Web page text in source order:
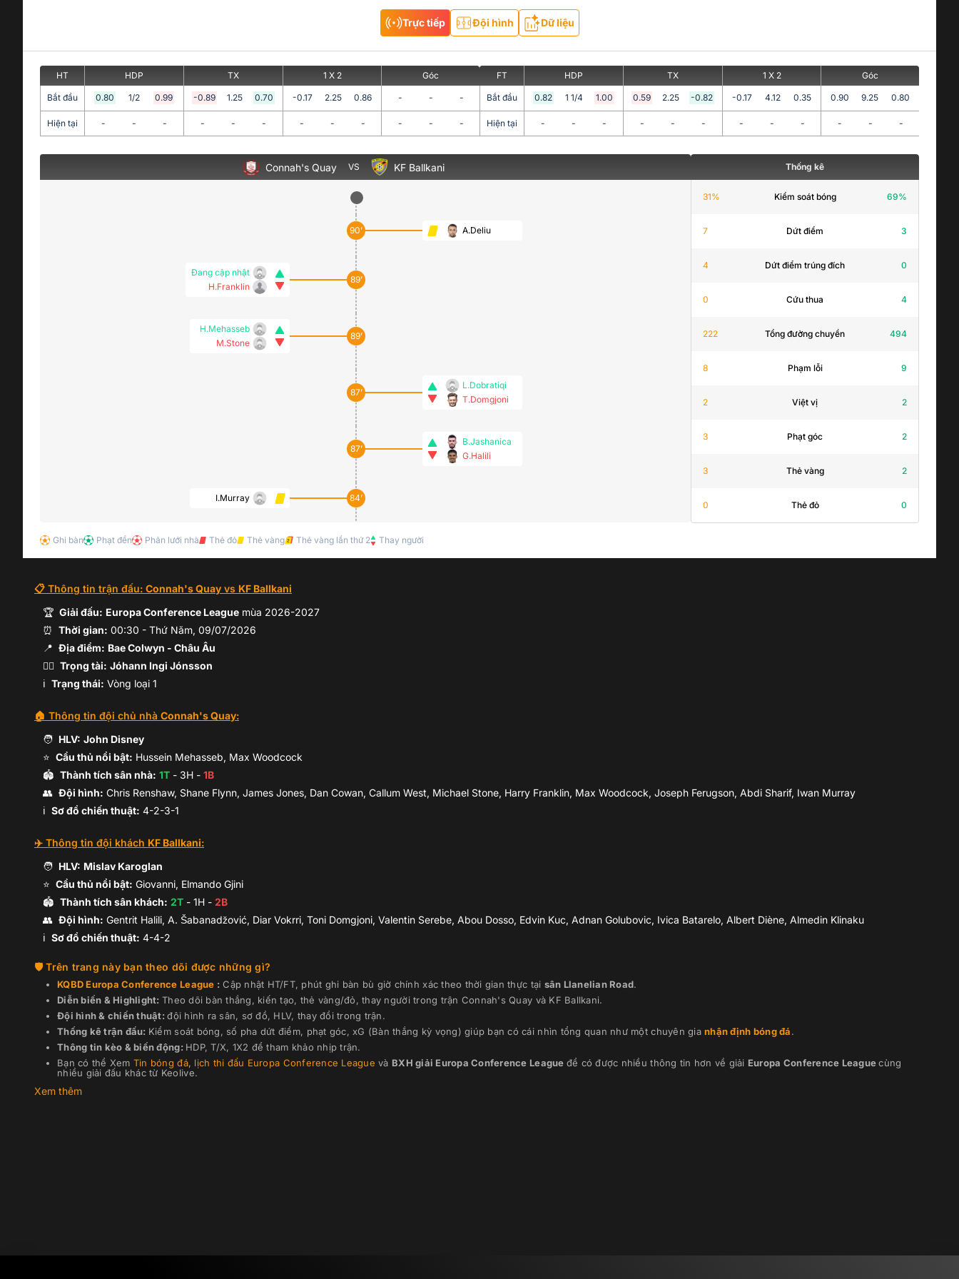
Trực tiếp Đội hình Dữ liệu
HT HDP TX 1 X 2 Góc
Bắt đầu 0.80 1/2 0.99 -0.89 1.25 0.70 -0.17 2.25 0.86 - - -
Hiện tại - - - - - - - - - - - -
FT HDP TX 1 X 2 Góc
Bắt đầu 0.82 1 1/4 1.00 0.59 2.25 -0.82 -0.17 4.12 0.35 0.90 9.25 0.80
Hiện tại - - - - - - - - - - - -
Connah's Quay VS KF Ballkani
90’ A.Deliu
Đang cập nhật
H.Franklin
89’
H.Mehasseb
M.Stone
89’
87’
L.Dobratiqi
T.Domgjoni
87’
B.Jashanica
G.Halili
I.Murray 84’
J.Jones 77’
F.Deane
C.West
D.Stephenson
M.Woodcock
Ghi bàn Phạt đền Phản lưới nhà Thẻ đỏ Thẻ vàng Thẻ vàng lần thứ 2 Thay người
Thống kê
31% Kiểm soát bóng 69%
7 Dứt điểm 3
4 Dứt điểm trúng đích 0
0 Cứu thua 4
222 Tổng đường chuyền 494
8 Phạm lỗi 9
2 Việt vị 2
3 Phạt góc 2
3 Thẻ vàng 2
0 Thẻ đỏ 0
📋 Thông tin trận đấu: Connah's Quay vs KF Ballkani
🏆 Giải đấu: Europa Conference League mùa 2026-2027
⏰ Thời gian: 00:30 - Thứ Năm, 09/07/2026
📍 Địa điểm: Bae Colwyn - Châu Âu
🧑‍⚖️ Trọng tài: Jóhann Ingi Jónsson
ℹ️ Trạng thái: Vòng loại 1
🏠 Thông tin đội chủ nhà Connah's Quay:
🧑 HLV: John Disney
⭐ Cầu thủ nổi bật: Hussein Mehasseb, Max Woodcock
🏟️ Thành tích sân nhà: 1T - 3H - 1B
👥 Đội hình: Chris Renshaw, Shane Flynn, James Jones, Dan Cowan, Callum West, Michael Stone, Harry Franklin, Max Woodcock, Joseph Ferugson, Abdi Sharif, Iwan Murray
ℹ️️ Sơ đồ chiến thuật: 4-2-3-1
✈️ Thông tin đội khách KF Ballkani:
🧑 HLV: Mislav Karoglan
⭐ Cầu thủ nổi bật: Giovanni, Elmando Gjini
🏟️ Thành tích sân khách: 2T - 1H - 2B
👥 Đội hình: Gentrit Halili, A. Šabanadžović, Diar Vokrri, Toni Domgjoni, Valentin Serebe, Abou Dosso, Edvin Kuc, Adnan Golubovic, Ivica Batarelo, Albert Diène, Almedin Klinaku
ℹ️️ Sơ đồ chiến thuật: 4-4-2
Trên trang này bạn theo dõi được những gì?
KQBDEuropa Conference League : Cập nhật HT/FT, phút ghi bàn bù giờ chính xác theo thời gian thực tại sân Llanelian Road.
Diễn biến & Highlight: Theo dõi bàn thắng, kiến tạo, thẻ vàng/đỏ, thay người trong trận Connah's Quay và KF Ballkani.
Đội hình & chiến thuật:đội hình ra sân, sơ đồ, HLV, thay đổi trong trận.
Thống kê trận đấu: Kiểm soát bóng, số pha dứt điểm, phạt góc, xG (Bàn thắng kỳ vọng) giúp bạn có cái nhìn tổng quan như một chuyên gia nhận định bóng đá.
Thông tin kèo & biến động: HDP, T/X, 1X2 để tham khảo nhịp trận.
Bạn có thể Xem Tin bóng đá, lịch thi đấu Europa Conference Leaguevà BXH giải Europa Conference League để có được nhiều thông tin hơn về giải Europa Conference Leaguecùng
nhiều giải đấu khác từ Keolive.
Xem thêm